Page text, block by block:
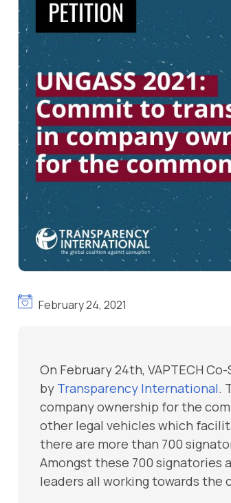
February 24, 2021
On February 24th, VAPTECH
by Transparency International.
company ownership for the
other legal vehicles which
there are more than 700
Amongst these 700 signatories
leaders all working towards the